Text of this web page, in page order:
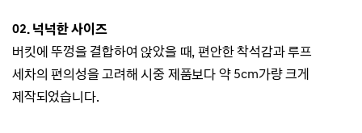
02. 넉넉한 사이즈
버킷에 뚜껑을 결합하여 앉았을 때, 편안한 착석감과 루프
세차의 편의성을 고려해 시중 제품보다 약 5cm가량 크게
제작되었습니다.